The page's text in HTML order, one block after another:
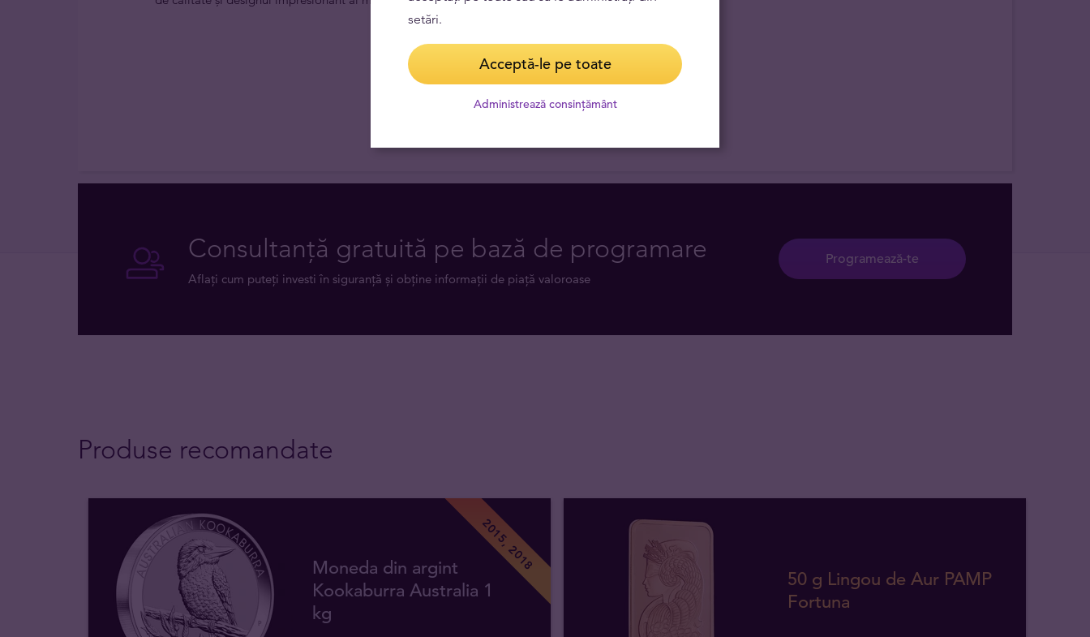
Consultanță gratuită pe bază de programare
Aflați cum puteți investi în siguranță și obține informații de piață valoroase
Programează-te
Produse recomandate
2015, 2018
Moneda din argint
Kookaburra Australia 1
kg
50 g Lingou de Aur PAMP
Fortuna
setări.
Acceptă-le pe toate
Administrează consințământ